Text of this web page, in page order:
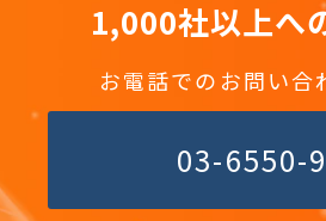
1,000社以上へ
お電話でのお問い合
03-6550-